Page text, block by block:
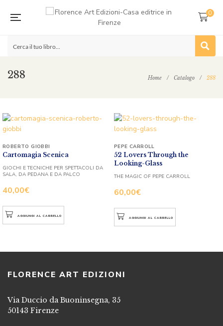
0
288 Home / Catalogo / 288
Cartomagia Scenica
40,00€
ROBERTO GIOBBI
GIOCHI E TECNICHE PER SPETTACOLI DA
SALA, DA PEDANA E DA PALCO
AGGIUNGI AL CARRELLO
52 Lovers Through the
Looking-Glass
60,00€
PEPE CARROLL
THE MAGIC OF PEPE CARROLL
AGGIUNGI AL CARRELLO
FLORENCE ART EDIZIONI
Via Duccio da Buoninsegna, 35
50143 Firenze